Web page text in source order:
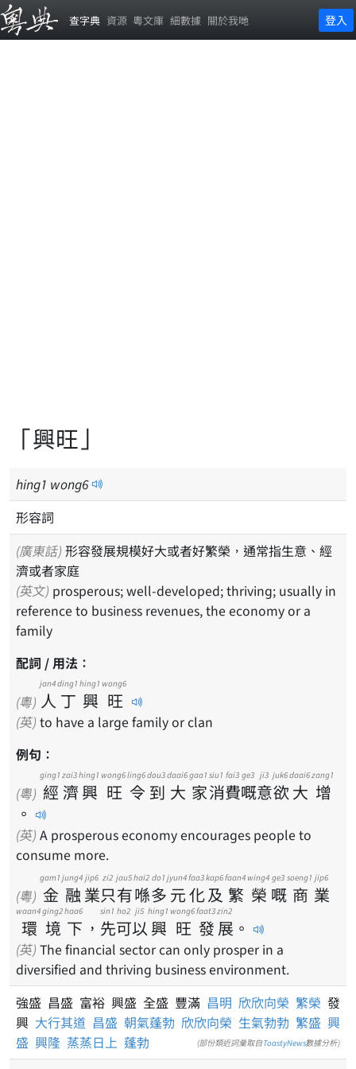
查字典 資源 粵文庫 細數據 關於我哋 登入
「興旺」
hing1 wong6
形容詞
(廣東話)
濟或者家庭
(英文)
reference to business revenues, the economy or a
family
配詞 / 用法：
(粵) 人
jan4
丁
ding1
興
hing1
旺
wong6
(英) to have a large family or clan
例句：
(粵) 經
ging1
濟
zai3
興
hing1
旺
wong6
令
ling6
到
dou3
大
daai6
家
gaa1
消
siu1
費
fai3
嘅
ge3
意
ji3
欲
juk6
大
daai6
增
zang1
。
(英) A prosperous economy encourages people to
consume more.
(粵) 金
gam1
融
jung4
業
jip6
只
zi2
有
jau5
喺
hai2
多
do1
元
jyun4
化
faa3
及
kap6
繁
faan4
榮
wing4
嘅
ge3
商
soeng1
業
jip6
環
waan4
境
ging2
下
haa6
， 先
sin1
可
ho2
以
ji5
興
hing1
旺
wong6
發
faat3
展
zin2
。
(英) The financial sector can only prosper in a
diversified and thriving business environment.
強盛 昌盛 富裕 興盛 全盛 豐滿 昌明 欣欣向榮 繁榮 發
興 大行其道 昌盛 朝氣蓬勃 欣欣向榮 生氣勃勃 繁盛 興
盛 興隆 蒸蒸日上 蓬勃 (部份類近詞彙取自ToastyNews數據分析)